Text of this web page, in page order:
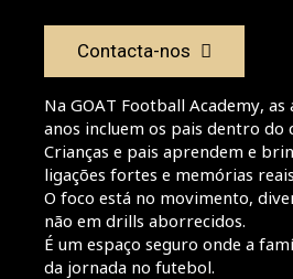
Contacta-nos
Na GOAT Football Academy, as
anos incluem os pais dentro do
Crianças e pais aprendem e
ligações fortes e memórias
O foco está no movimento,
não em drills aborrecidos.
É um espaço seguro onde a
da jornada no futebol.